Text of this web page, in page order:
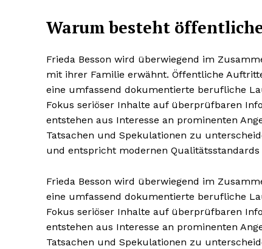
Warum besteht
Frieda Besson wird überwiegend im
mit ihrer Familie erwähnt. Öffentliche
eine umfassend dokumentierte berufliche
Fokus seriöser Inhalte auf überprüfbaren
entstehen aus Interesse an prominenten
Tatsachen und Spekulationen zu
und entspricht modernen
Frieda Besson wird überwiegend im
eine umfassend dokumentierte berufliche
Fokus seriöser Inhalte auf überprüfbaren
entstehen aus Interesse an prominenten
Tatsachen und Spekulationen zu